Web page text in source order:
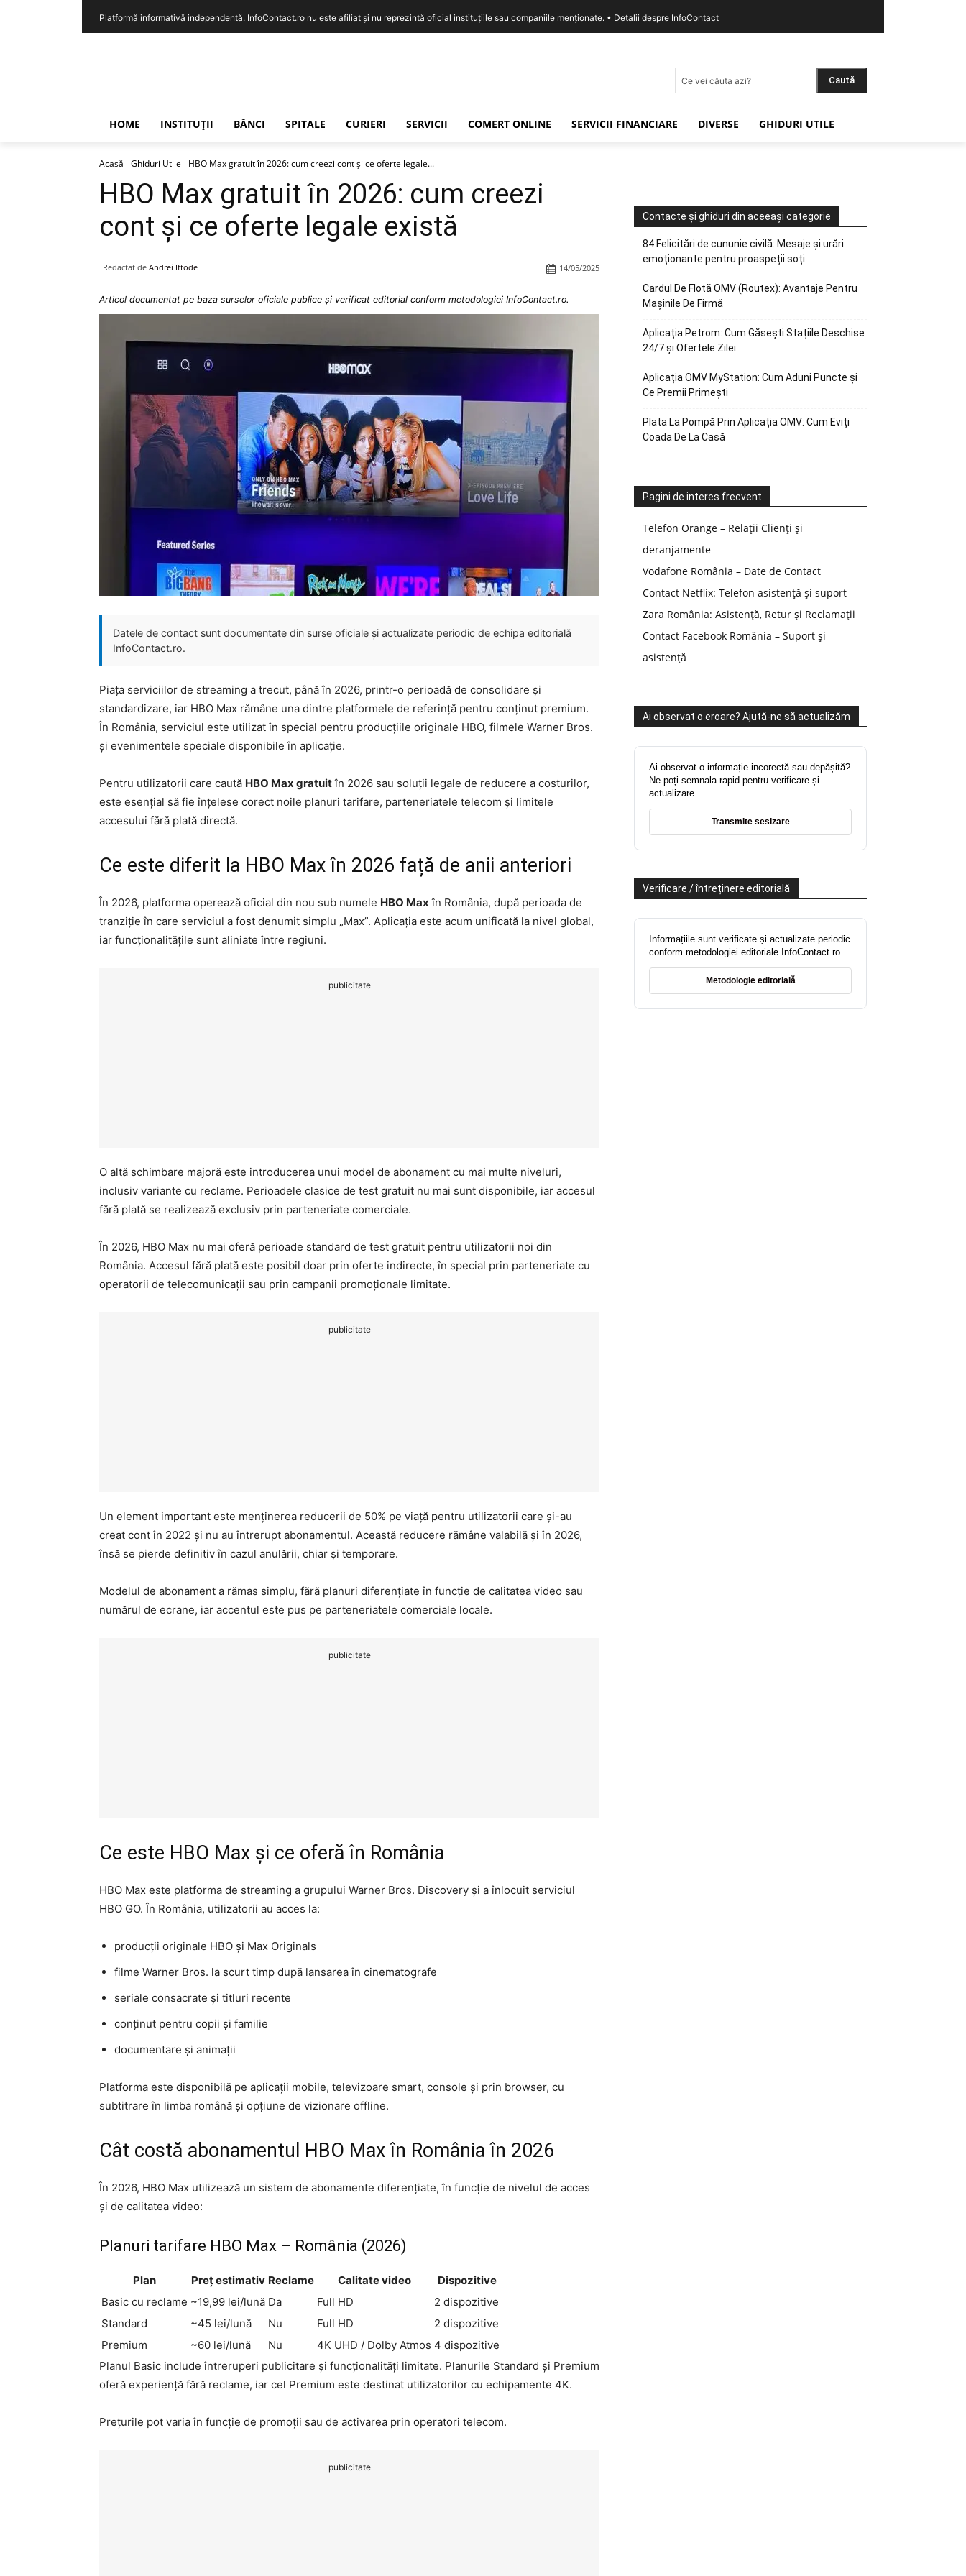
Platformă informativă independentă. InfoContact.ro nu este afiliat și nu reprezintă oficial instituțiile sau companiile menționate. • Detalii despre InfoContact
Ce vei căuta azi? Caută
HOME INSTITUȚII BĂNCI SPITALE CURIERI SERVICII COMERT ONLINE SERVICII FINANCIARE DIVERSE GHIDURI UTILE
Acasă Ghiduri Utile HBO Max gratuit în 2026: cum creezi cont și ce oferte legale...
HBO Max gratuit în 2026: cum creezi
cont și ce oferte legale există
Redactat de Andrei Iftode 14/05/2025
Articol documentat pe baza surselor oficiale publice și verificat editorial conform metodologiei InfoContact.ro.
Datele de contact sunt documentate din surse oficiale și actualizate periodic de echipa editorială
InfoContact.ro.
Piața serviciilor de streaming a trecut, până în 2026, printr-o perioadă de consolidare și
standardizare, iar HBO Max rămâne una dintre platformele de referință pentru conținut premium.
În România, serviciul este utilizat în special pentru producțiile originale HBO, filmele Warner Bros.
și evenimentele speciale disponibile în aplicație.
Pentru utilizatorii care caută HBO Max gratuitîn 2026 sau soluții legale de reducere a costurilor,
este esențial să fie înțelese corect noile planuri tarifare, parteneriatele telecom și limitele
accesului fără plată directă.
Ce este diferit la HBO Max în 2026 față de anii anteriori
În 2026, platforma operează oficial din nou sub numele HBO Max în România, după perioada de
tranziție în care serviciul a fost denumit simplu „Max”. Aplicația este acum unificată la nivel global,
iar funcționalitățile sunt aliniate între regiuni.
publicitate
O altă schimbare majoră este introducerea unui model de abonament cu mai multe niveluri,
inclusiv variante cu reclame. Perioadele clasice de test gratuit nu mai sunt disponibile, iar accesul
fără plată se realizează exclusiv prin parteneriate comerciale.
În 2026, HBO Max nu mai oferă perioade standard de test gratuit pentru utilizatorii noi din
România. Accesul fără plată este posibil doar prin oferte indirecte, în special prin parteneriate cu
operatorii de telecomunicații sau prin campanii promoționale limitate.
publicitate
Un element important este menținerea reducerii de 50% pe viață pentru utilizatorii care și-au
creat cont în 2022 și nu au întrerupt abonamentul. Această reducere rămâne valabilă și în 2026,
însă se pierde definitiv în cazul anulării, chiar și temporare.
Modelul de abonament a rămas simplu, fără planuri diferențiate în funcție de calitatea video sau
numărul de ecrane, iar accentul este pus pe parteneriatele comerciale locale.
publicitate
Ce este HBO Max și ce oferă în România
HBO Max este platforma de streaming a grupului Warner Bros. Discovery și a înlocuit serviciul
HBO GO. În România, utilizatorii au acces la:
producții originale HBO și Max Originals
filme Warner Bros. la scurt timp după lansarea în cinematografe
seriale consacrate și titluri recente
conținut pentru copii și familie
documentare și animații
Platforma este disponibilă pe aplicații mobile, televizoare smart, console și prin browser, cu
subtitrare în limba română și opțiune de vizionare offline.
Cât costă abonamentul HBO Max în România în 2026
În 2026, HBO Max utilizează un sistem de abonamente diferențiate, în funcție de nivelul de acces
și de calitatea video:
Planuri tarifare HBO Max – România (2026)
Plan Preț estimativ Reclame Calitate video
Dispozitive
Basic cu reclame ~19,99 lei/lună Da Full HD
2 dispozitive
Standard
~45 lei/lună Nu Full HD
2 dispozitive
Premium
~60 lei/lună Nu 4K UHD / Dolby Atmos 4 dispozitive
Planul Basic include întreruperi publicitare și funcționalități limitate. Planurile Standard și Premium
oferă experiență fără reclame, iar cel Premium este destinat utilizatorilor cu echipamente 4K.
Prețurile pot varia în funcție de promoții sau de activarea prin operatori telecom.
publicitate
Contacte și ghiduri din aceeași categorie
84 Felicitări de cununie civilă: Mesaje și urări
emoționante pentru proaspeții soți
Cardul De Flotă OMV (Routex): Avantaje Pentru
Mașinile De Firmă
Aplicația Petrom: Cum Găsești Stațiile Deschise
24/7 și Ofertele Zilei
Aplicația OMV MyStation: Cum Aduni Puncte și
Ce Premii Primești
Plata La Pompă Prin Aplicația OMV: Cum Eviți
Coada De La Casă
Pagini de interes frecvent
Telefon Orange – Relații Clienți și
deranjamente
Vodafone România – Date de Contact
Contact Netflix: Telefon asistență și suport
Zara România: Asistență, Retur și Reclamații
Contact Facebook România – Suport și
asistență
Ai observat o eroare? Ajută-ne să actualizăm
Ai observat o informație incorectă sau depășită?
Ne poți semnala rapid pentru verificare și
actualizare.
Transmite sesizare
Verificare / întreținere editorială
Informațiile sunt verificate și actualizate periodic
conform metodologiei editoriale InfoContact.ro.
Metodologie editorială